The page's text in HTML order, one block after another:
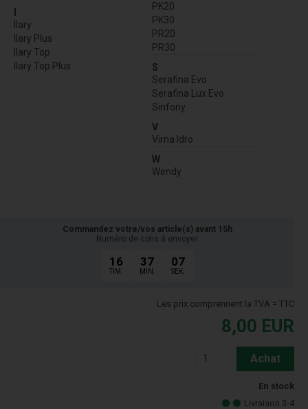
Ilary
Ilary Plus
Ilary Top
Ilary Top Plus
PK20
PK30
PR20
PR30
S
Serafina Evo
Serafina Lux Evo
Sinfony
V
Virna Idro
W
Wendy
Commandez votre/vos article(s) avant 15h
Numéro de colis à envoyer
16
TIM.
37
MIN.
06
SEK.
Les prix comprennent la TVA = TTC
8,00 EUR
Achat
En stock
Livraison 3-4